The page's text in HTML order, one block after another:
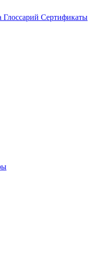
Глоссарий Сертификаты